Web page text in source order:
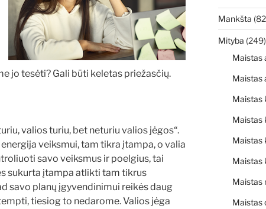
jo tesėti? Gali būti keletas priežasčių.
valios turiu, bet neturiu valios jėgos“.
veiksmui, tam tikra įtampa, o valia
savo veiksmus ir poelgius, tai
sukurta įtampa atlikti tam tikrus
savo planų įgyvendinimui reikės daug
tiesiog to nedarome. Valios jėga
Mankšta
Mityba (249)
Maistas
Maistas
Maistas
Maistas
Maistas
Maistas
Maistas
Maistas